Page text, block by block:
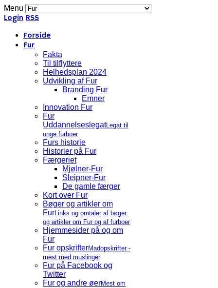
Menu
Login RSS
Forside
Fur
Fakta
Til tilflyttere
Helhedsplan 2024
Udvikling af Fur
Branding Fur
Emner
Innovation Fur
Fur
UddannelseslegatLegat til
unge furboer
Furs historie
Historier på Fur
Færgeriet
Mjølner-Fur
Sleipner-Fur
De gamle færger
Kort over Fur
Bøger og artikler om
FurLinks og omtaler af bøger
og artikler om Fur og af furboer
Hjemmesider på og om
Fur
Fur opskrifterMadopskrifter -
mest med muslinger
Fur på Facebook og
Twitter
Fur og andre øerMest om